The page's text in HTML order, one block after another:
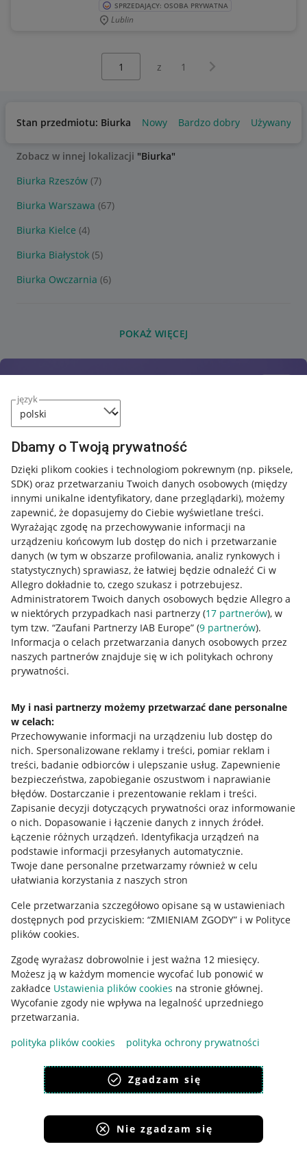
język
Dbamy o Twoją prywatność
Dzięki plikom cookies i technologiom pokrewnym (np. piksele,
SDK) oraz przetwarzaniu Twoich danych osobowych (między
innymi unikalne identyfikatory, dane przeglądarki), możemy
zapewnić, że dopasujemy do Ciebie wyświetlane treści.
Wyrażając zgodę na przechowywanie informacji na
urządzeniu końcowym lub dostęp do nich i przetwarzanie
danych (w tym w obszarze profilowania, analiz rynkowych i
statystycznych) sprawiasz, że łatwiej będzie odnaleźć Ci w
Allegro dokładnie to, czego szukasz i potrzebujesz.
Administratorem Twoich danych osobowych będzie Allegro a
w niektórych przypadkach nasi partnerzy (17 partnerów), w
tym tzw. “Zaufani Partnerzy IAB Europe” (9 partnerów).
Informacja o celach przetwarzania danych osobowych przez
naszych partnerów znajduje się w ich politykach ochrony
prywatności.
My i nasi partnerzy możemy przetwarzać dane personalne
w celach:
Przechowywanie informacji na urządzeniu lub dostęp do
nich. Spersonalizowane reklamy i treści, pomiar reklam i
treści, badanie odbiorców i ulepszanie usług. Zapewnienie
bezpieczeństwa, zapobieganie oszustwom i naprawianie
błędów. Dostarczanie i prezentowanie reklam i treści.
Zapisanie decyzji dotyczących prywatności oraz informowanie
o nich. Dopasowanie i łączenie danych z innych źródeł.
Łączenie różnych urządzeń. Identyfikacja urządzeń na
podstawie informacji przesyłanych automatycznie.
Twoje dane personalne przetwarzamy również w celu
ułatwiania korzystania z naszych stron
Cele przetwarzania szczegółowo opisane są w ustawieniach
dostępnych pod przyciskiem: “ZMIENIAM ZGODY” i w Polityce
plików cookies.
Zgodę wyrażasz dobrowolnie i jest ważna 12 miesięcy.
Możesz ją w każdym momencie wycofać lub ponowić w
zakładce Ustawienia plików cookies na stronie głównej.
Wycofanie zgody nie wpływa na legalność uprzedniego
przetwarzania.
polityka plików cookies
polityka ochrony prywatności
Zgadzam się
Nie zgadzam się
SPRZEDAJĄCY: OSOBA PRYWATNA
Lublin
z 1 Następna strona
Stan przedmiotu: Biurka Nowy Bardzo dobry Używany
Zobacz w innej lokalizacji "Biurka"
Biurka Rzeszów (7)
Biurka Warszawa (67)
Biurka Kielce (4)
Biurka Białystok (5)
Biurka Owczarnia (6)
POKAŻ WIĘCEJ
Przydatne informacje
Jak to działa
Allegro Gadane dla sprzedających
Allegro Gadane dla kupujących
Mapa miejscowości
Informacje prawne
Regulamin
Polityka plików "cookies"
Ustawienia plików "cookies"
Udostępnianie lokalizacji
Informacje dla Aktu o Usługach Cyfrowych
Pobierz aplikację
Korzystanie z serwisu oznacza akceptacjęregulaminu